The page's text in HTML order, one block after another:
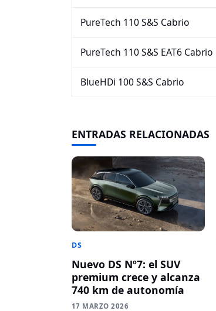
PureTech 110 S&S Cabrio
PureTech 110 S&S EAT6 Cabrio
BlueHDi 100 S&S Cabrio
ENTRADAS RELACIONADAS
DS
Nuevo DS Nº7: el SUV
premium crece y alcanza
740 km de autonomía
17 MARZO 2026